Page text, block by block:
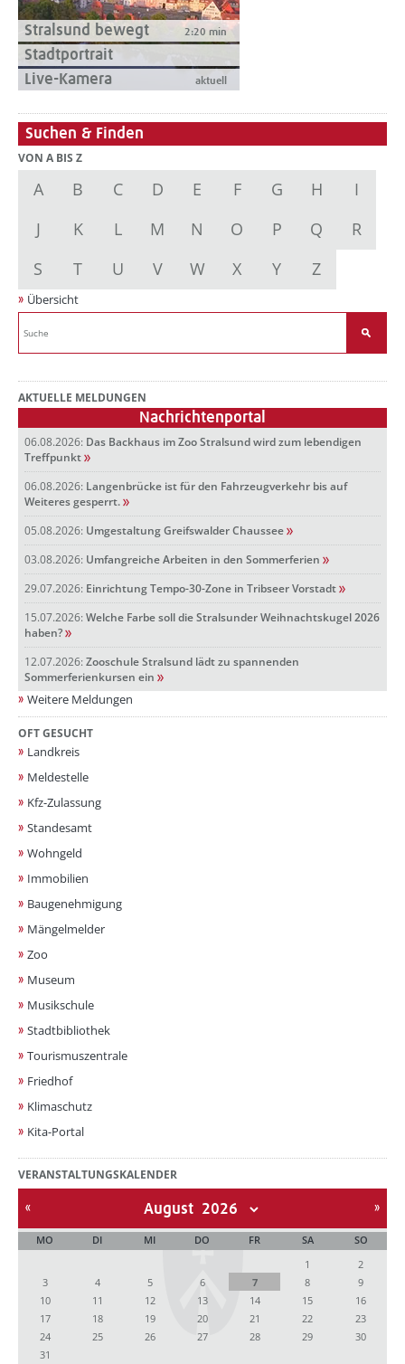
Stralsund bewegt 2:20 min
Stadtportrait
Live-Kamera
aktuell
Suchen & Finden
VON A BIS Z
A B C D E F G H
I
J
K L M N O P Q
R
S
T U V W X Y Z
Übersicht
AKTUELLE MELDUNGEN
Nachrichtenportal
06.08.2026: Das Backhaus im Zoo Stralsund wird zum lebendigen
Treffpunkt
06.08.2026: Langenbrücke ist für den Fahrzeugverkehr bis auf
Weiteres gesperrt.
05.08.2026: Umgestaltung Greifswalder Chaussee
03.08.2026: Umfangreiche Arbeiten in den Sommerferien
29.07.2026: Einrichtung Tempo-30-Zone in Tribseer Vorstadt
15.07.2026: Welche Farbe soll die Stralsunder Weihnachtskugel 2026
haben?
12.07.2026: Zooschule Stralsund lädt zu spannenden
Sommerferienkursen ein
Weitere Meldungen
OFT GESUCHT
Landkreis
Meldestelle
Kfz-Zulassung
Standesamt
Wohngeld
Immobilien
Baugenehmigung
Mängelmelder
Zoo
Museum
Musikschule
Stadtbibliothek
Tourismuszentrale
Friedhof
Klimaschutz
Kita-Portal
VERANSTALTUNGSKALENDER
August
MO DI MI DO FR SA
SO
1
2
3
4 5 6 7 8
9
10
11 12 13 14 15
16
17
18 19 20 21 22
23
24
25 26 27 28 29
30
31